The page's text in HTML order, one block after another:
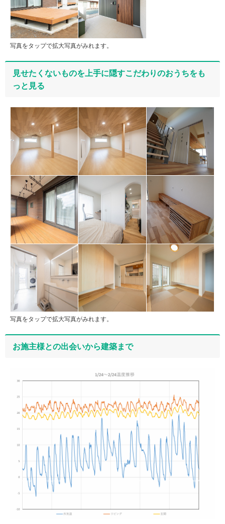
写真をタップで拡大写真がみれます。
見せたくないものを上手に隠すこだわりのおうちをも
っと見る
写真をタップで拡大写真がみれます。
お施主様との出会いから建築まで